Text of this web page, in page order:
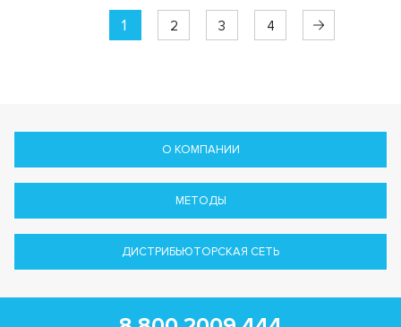
1 2 3 4
О КОМПАНИИ
МЕТОДЫ
ДИСТРИБЬЮТОРСКАЯ СЕТЬ